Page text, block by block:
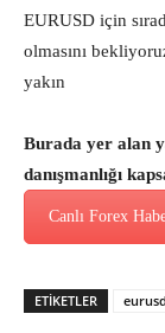
EURUSD için
olmasını
yakın
Burada yer alan
danışmanlığı
Canlı Forex
ETİKETLER